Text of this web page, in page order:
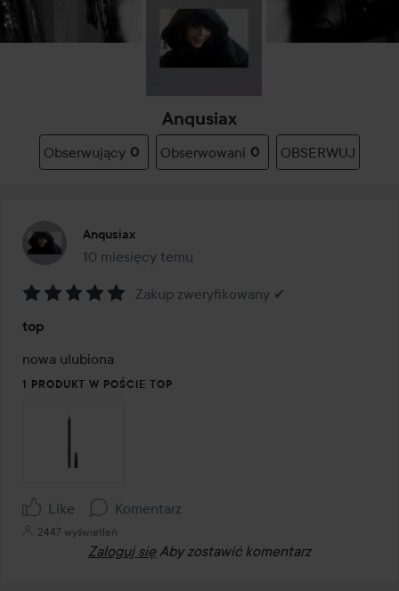
Anqusiax
Obserwujący 0 Obserwowani 0 OBSERWUJ
Anqusiax
10 miesięcy temu
Post został utworzony 10 miesięcy temu
5
z
5
Zakup zweryfikowany ✔
top
nowa ulubiona
1 PRODUKT W POŚCIE TOP
Like Komentarz
2447 wyświetleń
Zaloguj się Aby zostawić komentarz